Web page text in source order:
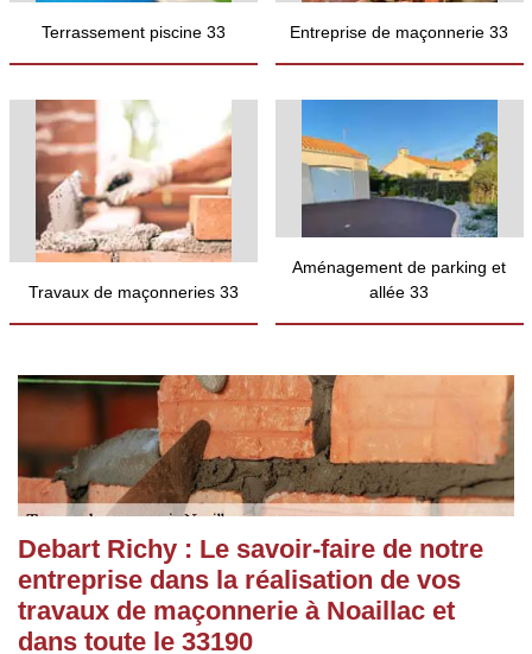
Terrassement piscine 33 Entreprise de maçonnerie 33
Travaux de maçonneries 33
Aménagement de parking et
allée 33
Debart Richy : Le savoir-faire de notre
entreprise dans la réalisation de vos
travaux de maçonnerie à Noaillac et
dans toute le 33190